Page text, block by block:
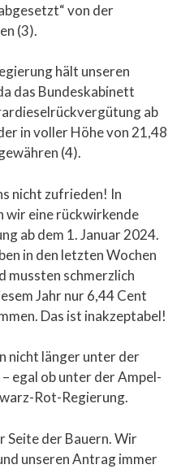
von der
(3).
hält unseren
das Bundeskabinett
ab
in voller Höhe von 21,48
(4).
nicht zufrieden! In
eine rückwirkende
ab dem 1. Januar 2024.
in den letzten Wochen
mussten schmerzlich
Jahr nur 6,44 Cent
Das ist inakzeptabel!
nicht länger unter der
egal ob unter der Ampel-
Rot-Regierung.
Seite der Bauern. Wir
unseren Antrag immer